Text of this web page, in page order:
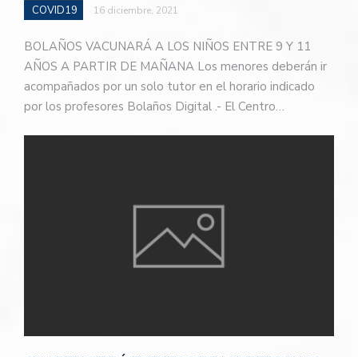
COVID19 16 diciembre, 2021
BOLAÑOS VACUNARÁ A LOS NIÑOS ENTRE 9 Y 11
AÑOS A PARTIR DE MAÑANA Los menores deberán ir
acompañados por un solo tutor en el horario indicado
por los profesores Bolaños Digital .- El Centro…